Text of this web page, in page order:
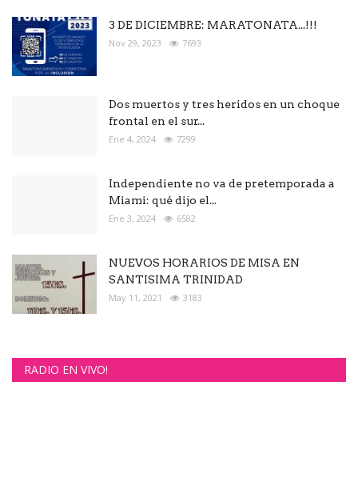
3 DE DICIEMBRE: MARATONATA...!!!
Nov 29, 2023 7693
Dos muertos y tres heridos en un choque
frontal en el sur...
Ene 4, 2024 7299
Independiente no va de pretemporada a
Miami: qué dijo el...
Ene 3, 2024 6582
NUEVOS HORARIOS DE MISA EN
SANTISIMA TRINIDAD
May 11, 2021 3183
RADIO EN VIVO!